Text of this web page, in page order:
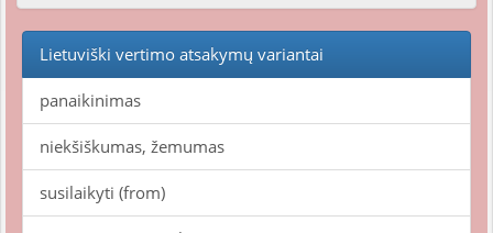
Lietuviški vertimo atsakymų variantai
panaikinimas
niekšiškumas, žemumas
susilaikyti (from)